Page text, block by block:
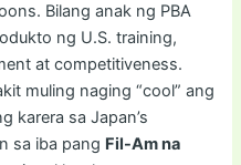
Bilang anak ng PBA
ng U.S. training,
at competitiveness.
muling naging “cool” ang
karera sa Japan’s
sa iba pang Fil-Am na